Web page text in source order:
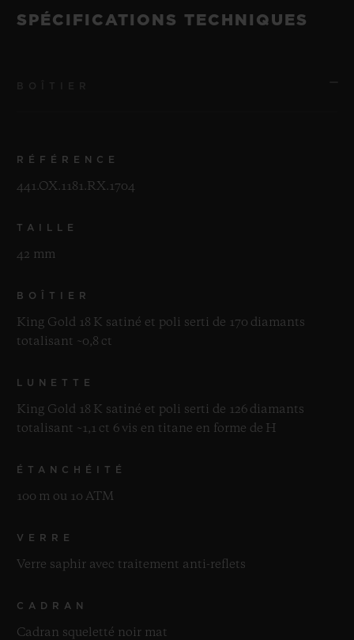
SPÉCIFICATIONS TECHNIQUES
RÉFÉRENCE
441.OX.1181.RX.1704
TAILLE
42 mm
BOÎTIER
King Gold 18 K satiné et poli serti de 170 diamants
totalisant ~0,8 ct
LUNETTE
King Gold 18 K satiné et poli serti de 126 diamants
totalisant ~1,1 ct 6 vis en titane en forme de H
ÉTANCHÉITÉ
100 m ou 10 ATM
VERRE
Verre saphir avec traitement anti-reflets
CADRAN
Cadran squeletté noir mat